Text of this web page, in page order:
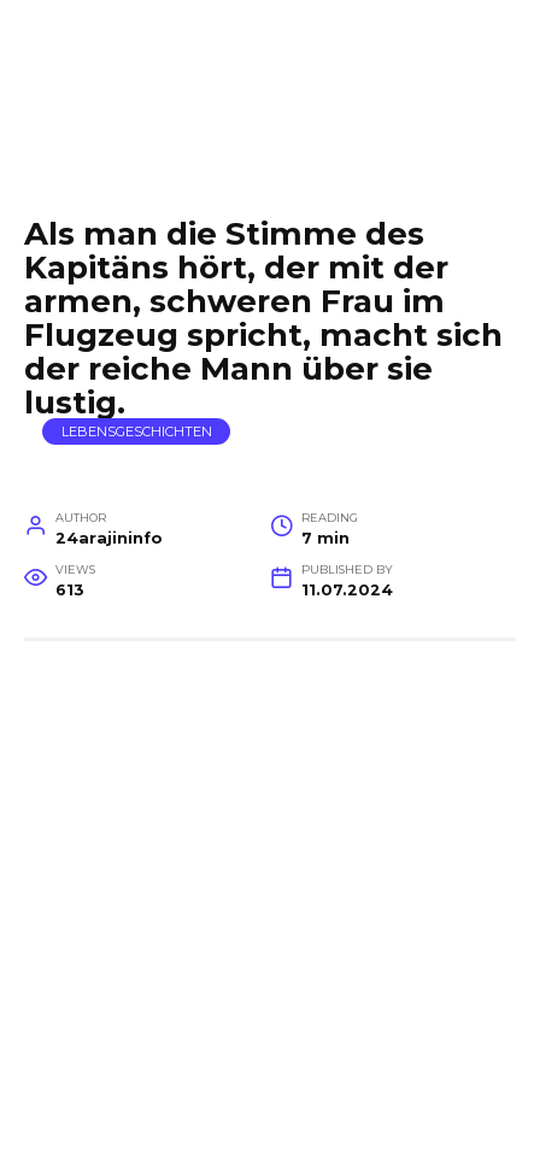
Als man die Stimme des
Kapitäns hört, der mit der
armen, schweren Frau im
Flugzeug spricht, macht sich
der reiche Mann über sie
lustig.
LEBENSGESCHICHTEN
AUTHOR
24arajininfo
READING
7 min
VIEWS
613
PUBLISHED BY
11.07.2024